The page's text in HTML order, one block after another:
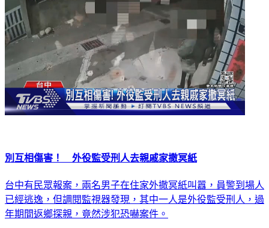
別互相傷害！ 外役監受刑人去親戚家撒冥紙
台中有民眾報案，兩名男子在住家外撒冥紙叫囂，員警到場人
已經逃逸，但調閱監視器發現，其中一人是外役監受刑人，過
年期間返鄉探親，竟然涉犯恐嚇案件。